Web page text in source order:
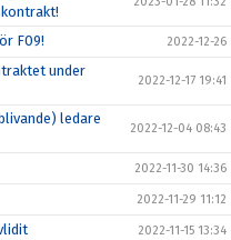
F09! 2022-12-26
under
2022-12-17 19:41
ledare
2022-12-04 08:43
2022-11-30 14:36
2022-11-29 11:12
2022-11-15 13:34